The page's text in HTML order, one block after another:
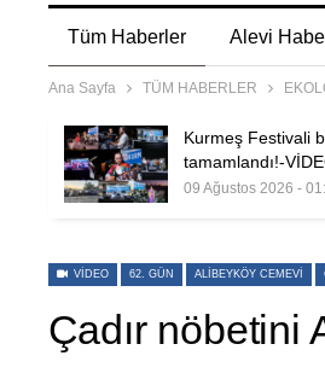
Tüm Haberler Alevi
Ana Sayfa TÜM HABERLER
Kurmeş Festivali
tamamlandı!-
09 Ağustos 2026 -
VIDEO 62. GÜN ALIBEYKÖY CEMEVI
Çadır nöbetini